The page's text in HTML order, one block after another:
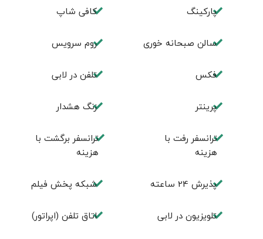
پاركينگ كافی شاپ
سالن صبحانه خوری روم سرويس
فكس تلفن در لابی
پرینتر زنگ هشدار
ترانسفر رفت با
هزینه
ترانسفر برگشت با
هزینه
پذیرش 24 ساعته شبکه پخش فیلم
تلویزیون در لابی اتاق تلفن (اپراتور)